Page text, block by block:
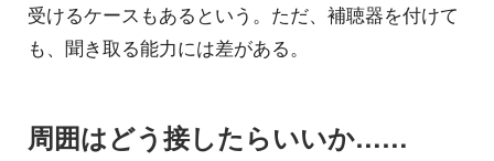
受けるケースもあるという。ただ、補聴器を付けて
も、聞き取る能力には差がある。
周囲はどう接したらいいか……